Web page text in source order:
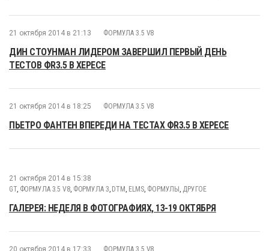
21 октября 2014 в 21:13 ФОРМУЛА 3.5 V8
ДИН СТОУНМАН ЛИДЕРОМ ЗАВЕРШИЛ ПЕРВЫЙ ДЕНЬ
ТЕСТОВ ФR3.5 В ХЕРЕСЕ
21 октября 2014 в 18:25 ФОРМУЛА 3.5 V8
ПЬЕТРО ФАНТЕН ВПЕРЕДИ НА ТЕСТАХ ФR3.5 В ХЕРЕСЕ
21 октября 2014 в 15:38
GT, ФОРМУЛА 3.5 V8, ФОРМУЛА 3, DTM , ELMS, ФОРМУЛЫ , ДРУГОЕ
ГАЛЕРЕЯ: НЕДЕЛЯ В ФОТОГРАФИЯХ, 13-19 ОКТЯБРЯ
20 октября 2014 в 17:33 ФОРМУЛА 3.5 V8